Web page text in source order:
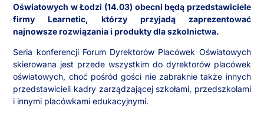
Oświatowych w Łodzi (14.03) obecni będą przedstawiciele
firmy Learnetic, którzy przyjadą zaprezentować
najnowsze rozwiązania i produkty dla szkolnictwa.
Seria konferencji Forum Dyrektorów Placówek Oświatowych
skierowana jest przede wszystkim do dyrektorów placówek
oświatowych, choć pośród gości nie zabraknie także innych
przedstawicieli kadry zarządzającej szkołami, przedszkolami
i innymi placówkami edukacyjnymi.